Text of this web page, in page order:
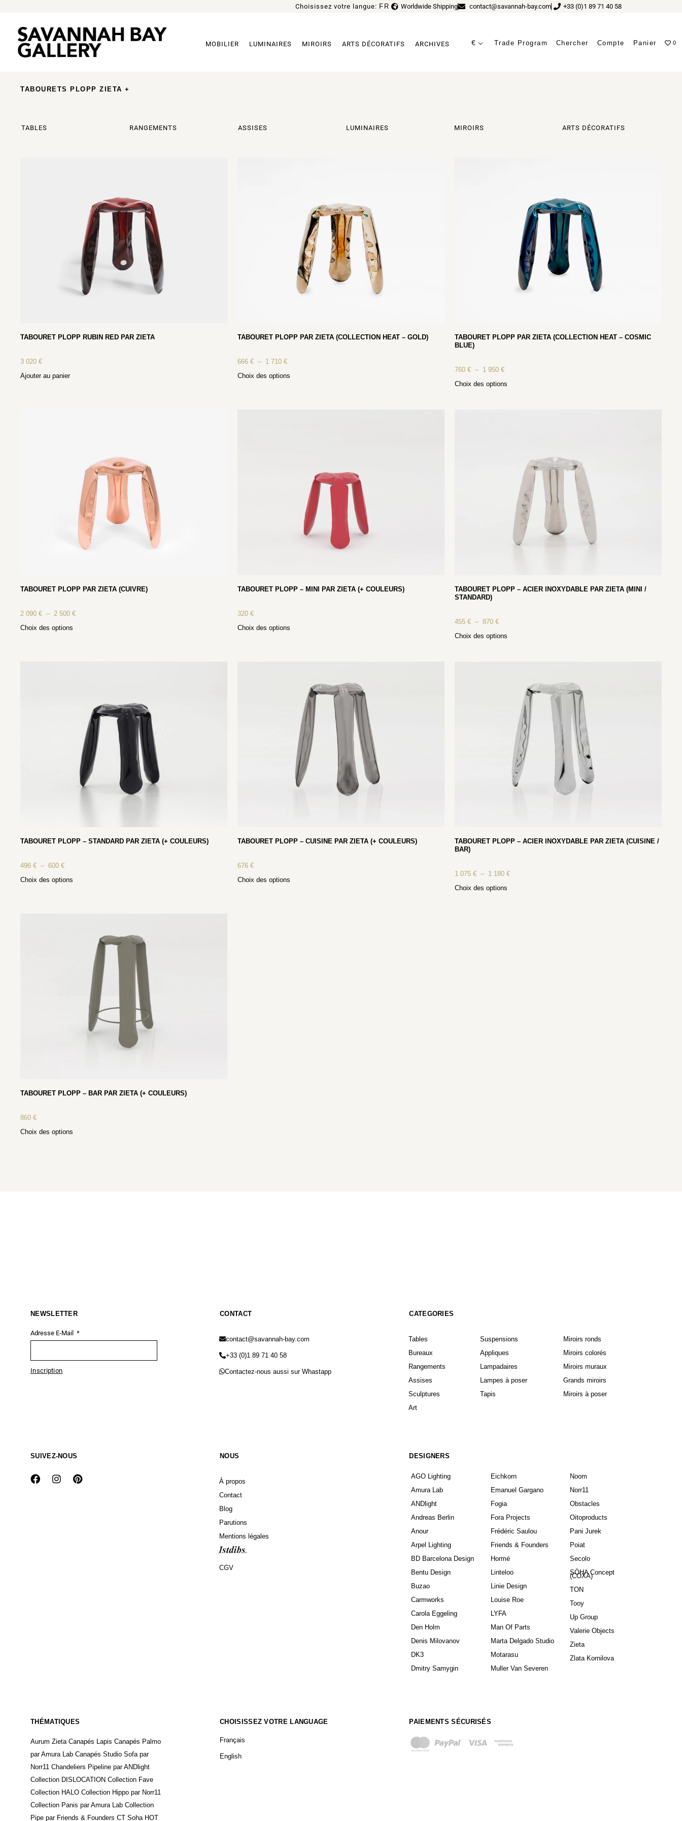
Choisissez votre langue: FR
EN Worldwide Shipping contact@savannah-bay.com +33 (0)1 89 71 40 58
MOBILIER LUMINAIRES MIROIRS ARTS DÉCORATIFS ARCHIVES € Trade Program Chercher Compte Panier 0
TABOURETS PLOPP ZIETA +
TABLES RANGEMENTS ASSISES LUMINAIRES MIROIRS ARTS DÉCORATIFS
TABOURET PLOPP RUBIN RED PAR ZIETA
3 020€
Ajouter au panier
TABOURET PLOPP PAR ZIETA (COLLECTION HEAT – GOLD)
666€ – 1 710€
Choix des options
TABOURET PLOPP PAR ZIETA (COLLECTION HEAT – COSMIC
BLUE)
760 € – 1 950 €
Choix des options
TABOURET PLOPP PAR ZIETA (CUIVRE)
2 090€ – 2 500€
Choix des options
TABOURET PLOPP – MINI PAR ZIETA (+ COULEURS)
320€
Choix des options
TABOURET PLOPP – ACIER INOXYDABLE PAR ZIETA (MINI /
STANDARD)
455 € – 870 €
Choix des options
TABOURET PLOPP – STANDARD PAR ZIETA (+ COULEURS)
496€ – 600€
Choix des options
TABOURET PLOPP – CUISINE PAR ZIETA (+ COULEURS)
676€
Choix des options
TABOURET PLOPP – ACIER INOXYDABLE PAR ZIETA (CUISINE /
BAR)
1 075 € – 1 180 €
Choix des options
TABOURET PLOPP – BAR PAR ZIETA (+ COULEURS)
860€
Choix des options
NEWSLETTER
Adresse E-Mail
Inscription
CONTACT
contact@savannah-bay.com
+33 (0)1 89 71 40 58
Contactez-nous aussi sur Whastapp
CATEGORIES
Tables
Bureaux
Rangements
Assises
Sculptures
Art
Suspensions
Appliques
Lampadaires
Lampes à poser
Tapis
Miroirs ronds
Miroirs colorés
Miroirs muraux
Grands miroirs
Miroirs à poser
SUIVEZ-NOUS NOUS
À propos
Contact
Blog
Parutions
Mentions légales
CGV
DESIGNERS
AGO Lighting
Amura Lab
ANDlight
Andreas Berlin
Anour
Arpel Lighting
BD Barcelona Design
Bentu Design
Buzao
Carmworks
Carola Eggeling
Den Holm
Denis Milovanov
DK3
Dmitry Samygin
Eichkorn
Emanuel Gargano
Fogia
Fora Projects
Frédéric Saulou
Friends & Founders
Hormé
Linteloo
Linie Design
Louise Roe
LYFA
Man Of Parts
Marta Delgado Studio
Motarasu
Muller Van Severen
Noom
Norr11
Obstacles
Oitoproducts
Pani Jurek
Poiat
Secolo
SÓHA Concept
(COXA)
TON
Tooy
Up Group
Valerie Objects
Zieta
Zlata Kornilova
THÉMATIQUES
Aurum Zieta Canapés Lapis Canapés Palmo
par Amura Lab Canapés Studio Sofa par
Norr11 Chandeliers Pipeline par ANDlight
Collection DISLOCATION Collection Fave
Collection HALO Collection Hippo par Norr11
Collection Panis par Amura Lab Collection
Pipe par Friends & Founders CT Soha HOT
CHOISISSEZ VOTRE LANGUAGE
Français
English
PAIEMENTS SÉCURISÉS